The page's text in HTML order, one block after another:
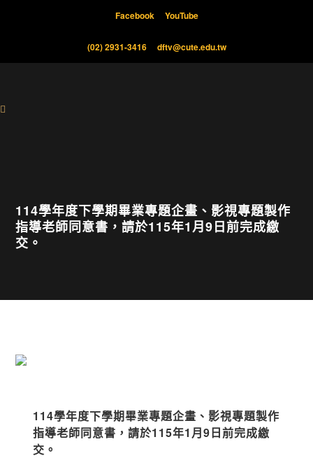
Facebook YouTube
(02) 2931-3416 dftv@cute.edu.tw
114學年度下學期畢業專題企畫、影視專題製作
指導老師同意書，請於115年1月9日前完成繳
交。
114學年度下學期畢業專題企畫、影視專題製作
指導老師同意書，請於115年1月9日前完成繳
交。